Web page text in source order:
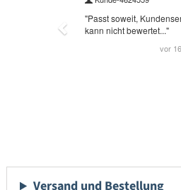
Versand und Bestellung